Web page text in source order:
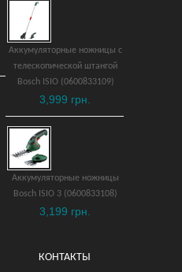
Аккумуляторные ножницы с
телескопической штангой
Bosch ISIO (0600833109)
3,999 грн.
Аккумуляторные ножницы
Bosch ISIO 3 (0600833108)
3,199 грн.
КОНТАКТЫ